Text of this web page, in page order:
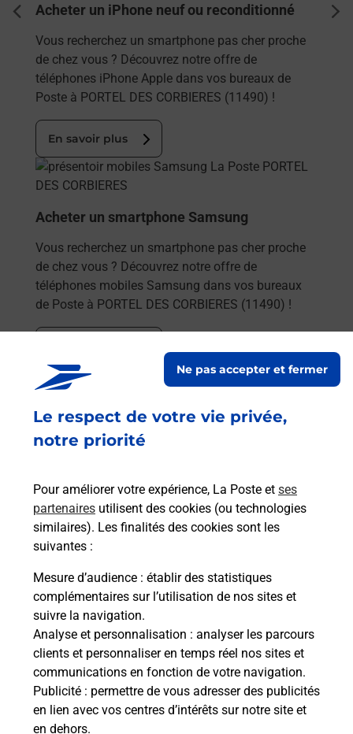
Le respect de votre vie privée,
notre priorité
Pour améliorer votre expérience, La Poste et ses
partenaires utilisent des cookies (ou technologies
similaires). Les finalités des cookies sont les
suivantes :
Mesure d’audience : établir des statistiques
complémentaires sur l’utilisation de nos sites et
suivre la navigation.
Analyse et personnalisation : analyser les parcours
clients et personnaliser en temps réel nos sites et
communications en fonction de votre navigation.
Publicité : permettre de vous adresser des publicités
en lien avec vos centres d’intérêts sur notre site et
en dehors.
Ne pas accepter et fermer
Acheter un iPhone neuf ou reconditionné
Vous recherchez un smartphone pas cher proche
de chez vous ? Découvrez notre offre de
téléphones iPhone Apple dans vos bureaux de
Poste à PORTEL DES CORBIERES (11490) !
En savoir plus
En savoir plus
Acheter un smartphone Samsung
Vous recherchez un smartphone pas cher proche
de chez vous ? Découvrez notre offre de
téléphones mobiles Samsung dans vos bureaux
de Poste à PORTEL DES CORBIERES (11490) !
En savoir plus
Souscrire à la téléassistance
les offres téléalarme dans votre bureau de Poste à
PORTEL DES CORBIERES.
En savoir plus
En savoir plus
Envoyer un colis
Vous souhaitez envoyer un colis depuis : PORTEL
DES CORBIERES (11490) ? Découvrez toutes les
solutions proposées par La Poste.
En savoir plus